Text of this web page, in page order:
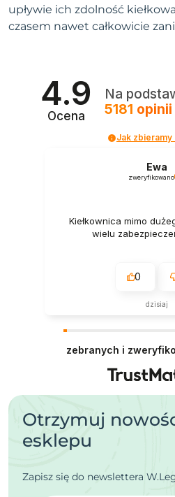
upływie ich zdolność
czasem nawet całkowicie
4.9
Ocena
Na
5181 opinii
Jak zbieramy
Ewa
zweryfikowano
Kiełkownica mimo
wielu
0
dzisiaj
zebranych i
Otrzymuj
esklepu
Zapisz się do newslettera